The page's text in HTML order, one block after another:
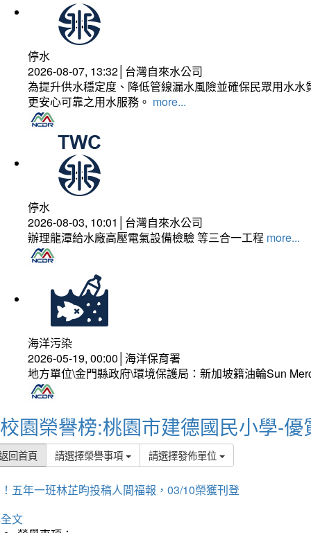
停水
2026-08-07, 13:32│台灣自來水公司
為提升供水穩定度、降低管線漏水風險並確保民眾用水
更安心可靠之用水服務。 more...
停水
2026-08-03, 10:01│台灣自來水公司
辦理龍潭給水廠高壓電氣設備檢驗 等三合一工程 more...
海洋污染
2026-05-19, 00:00│海洋保育署
地方單位\金門縣政府\環境保護局：新加坡籍油輪Sun
校園榮譽榜:桃園市建德國民小學-優
回首頁 請選擇榮譽事項 請選擇發佈單位
五年一班林芷昀投稿人間福報，03/10榮獲刊登
文